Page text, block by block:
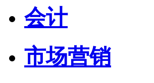
会计
市场营销